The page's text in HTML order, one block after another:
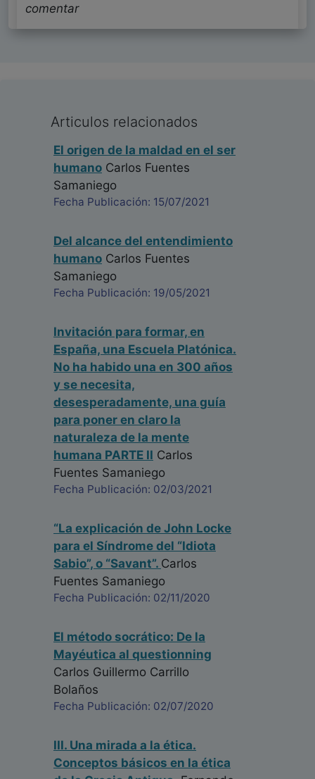
comentar
Articulos relacionados
El origen de la maldad en el ser
humano Carlos Fuentes
Samaniego
Fecha Publicación: 15/07/2021
Del alcance del entendimiento
humano Carlos Fuentes
Samaniego
Fecha Publicación: 19/05/2021
Invitación para formar, en
España, una Escuela Platónica.
No ha habido una en 300 años
y se necesita,
desesperadamente, una guía
para poner en claro la
naturaleza de la mente
humana PARTE II Carlos
Fuentes Samaniego
Fecha Publicación: 02/03/2021
“La explicación de John Locke
para el Síndrome del “Idiota
Sabio”, o “Savant”. Carlos
Fuentes Samaniego
Fecha Publicación: 02/11/2020
El método socrático: De la
Mayéutica al questionning
Carlos Guillermo Carrillo
Bolaños
Fecha Publicación: 02/07/2020
III. Una mirada a la ética.
Conceptos básicos en la ética